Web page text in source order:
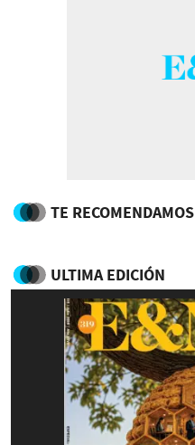
TE RECOMENDAMOS
ULTIMA EDICIÓN